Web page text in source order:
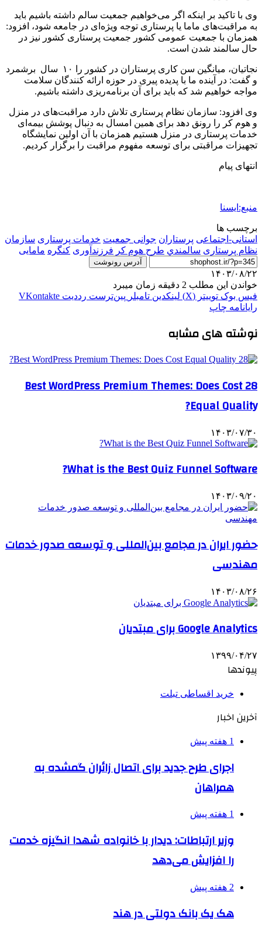
وی با تاکید بر اینکه اگر می‌خواهیم جمعیت سالم داشته باشیم باید
به مراقبت‌های ماما یا پرستاری توجه ویژه‌ای در جامعه شود، افزود:
همزمان با جمعیت عمومی کشور جمعیت پرستاری کشور نیز در
حال سالمند شدن است.
نجاتیان، میانگین سن کاری پرستاران در کشور را ۱۰ سال برشمرد
و گفت: در آینده ما با پدیده پیری در حوزه ارائه کنندگان سلامت
مواجه خواهیم شد که باید برای آن برنامه‌ریزی داشته باشیم.
وی افزود: سازمان نظام پرستاری تلاش دارد مراقبت‌های در منزل
و هوم کر را رونق دهد برای همین امسال به دنبال پوشش بیمه‌ای
خدمات پرستاری در منزل هستیم همزمان با آن اولین نمایشگاه
تجهیزات مراقبتی برای توسعه مفهوم مراقبت را برگزار کردیم.
انتهای پیام
منبع:ایسنا
برچسب ها
استانی-اجتماعی پرستاران جوانی جمعیت خدمات پرستاری سازمان
نظام پرستاری سالمندي طرح هوم کر فرزندآوری كنگره مامایی
آدرس رونوشت
۱۴۰۳/۰۸/۲۲
خواندن این مطلب 2 دقیقه زمان میبرد
فیس بوک توییتر (X) لینکدین ‫تامبلر ‫پین‌ترست ‫رددیت ‫VKontakte
رایانامه چاپ
نوشته های مشابه
28 Best WordPress Premium Themes: Does Cost
Equal Quality?
۱۴۰۳/۰۷/۳۰
What is the Best Quiz Funnel Software?
۱۴۰۳/۰۹/۲۰
حضور ایران در مجامع بین‌المللی و توسعه صدور خدمات
مهندسی
۱۴۰۳/۰۸/۲۶
Google Analytics برای مبتدیان
۱۳۹۹/۰۴/۲۷
پیوندها
خرید اقساطی تبلت
آخرین اخبار
1 هفته پیش
اجرای طرح جدید برای اتصال زائران گمشده به
همراهان
1 هفته پیش
وزیر ارتباطات: دیدار با خانواده شهدا انگیزه خدمت
را افزایش می‌دهد
2 هفته پیش
هک یک بانک دولتی در هند